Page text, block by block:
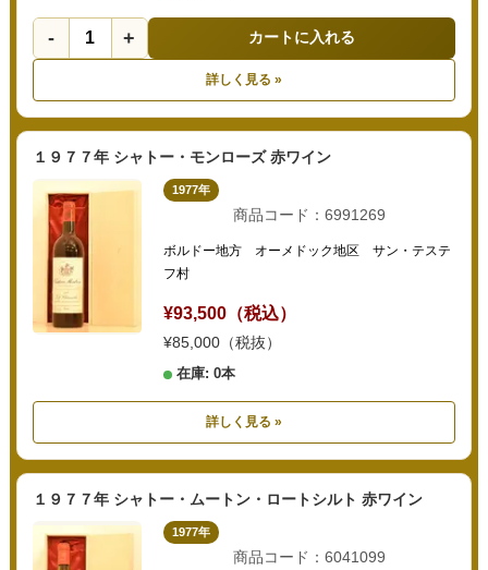
- + カートに入れる
詳しく見る »
１９７７年 シャトー・モンローズ 赤ワイン
1977年
商品コード：6991269
ボルドー地方 オーメドック地区 サン・テステ
フ村
¥93,500（税込）
¥85,000（税抜）
在庫: 0本
詳しく見る »
１９７７年 シャトー・ムートン・ロートシルト 赤ワイン
1977年
商品コード：6041099